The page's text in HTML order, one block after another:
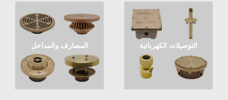
التوصيلات الكهربائية المصارف والمداخل